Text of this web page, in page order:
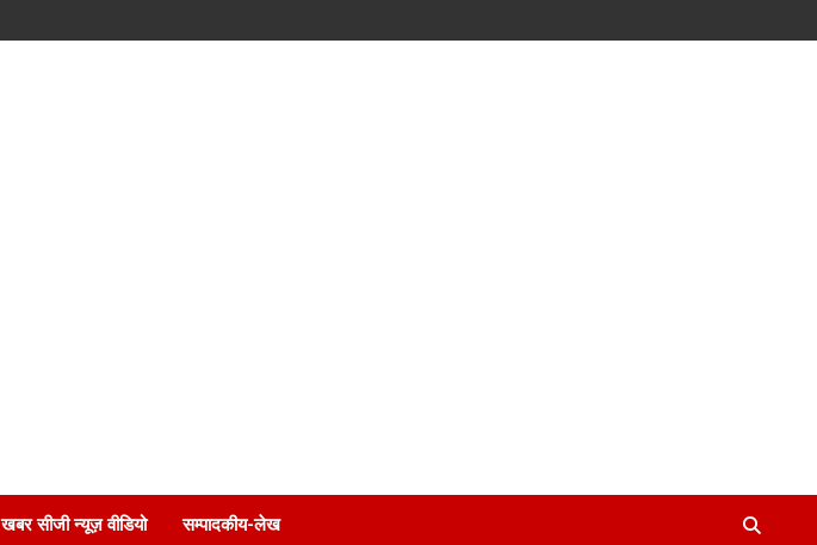
खबर सीजी न्यूज़ वीडियो सम्पादकीय-लेख